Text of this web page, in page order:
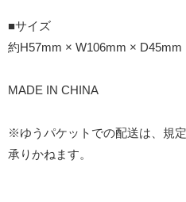
■サイズ
約H57mm × W106mm × D45mm
MADE IN CHINA
※ゆうパケットでの配送は、規
承りかねます。